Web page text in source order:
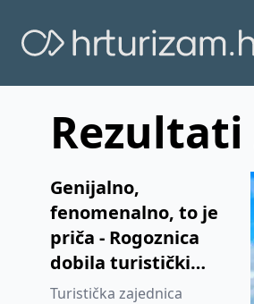
Genijalno,
fenomenalno, to je
priča - Rogoznica
dobila turistički
ured na kotačima
Turistička zajednica